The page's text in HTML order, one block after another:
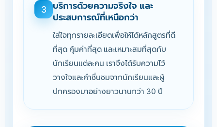
3
บริการด้วยความจริงใจ และ
ประสบการณ์ที่เหนือกว่า
ใส่ใจทุกรายละเอียดเพื่อให้ได้หลักสูตรที่ดี
ที่สุด คุ้มค่าที่สุด และเหมาะสมที่สุดกับ
นักเรียนแต่ละคน เราจึงได้รับความไว้
วางใจและคำชื่นชมจากนักเรียนและผู้
ปกครองมาอย่างยาวนานกว่า 30 ปี